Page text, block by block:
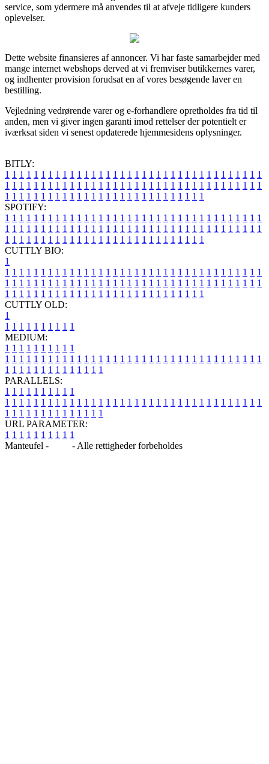
service, som ydermere må anvendes til at afveje tidligere kunders
oplevelser.
Dette website finansieres af annoncer. Vi har faste samarbejder med
mange internet webshops derved at vi fremviser butikkernes varer,
og indhenter provision forudsat en af vores besøgende laver en
bestilling.
Vejledning vedrørende varer og e-forhandlere opretholdes fra tid til
anden, men vi giver ingen garanti imod rettelser der potentielt er
iværksat siden vi senest opdaterede hjemmesidens oplysninger.
BITLY:
1 1 1 1 1 1 1 1 1 1 1 1 1 1 1 1 1 1 1 1 1 1 1 1 1 1 1 1 1 1 1 1 1 1 1 1
1 1 1 1 1 1 1 1 1 1 1 1 1 1 1 1 1 1 1 1 1 1 1 1 1 1 1 1 1 1 1 1 1 1 1 1
1 1 1 1 1 1 1 1 1 1 1 1 1 1 1 1 1 1 1 1 1 1 1 1 1 1 1 1
SPOTIFY:
1 1 1 1 1 1 1 1 1 1 1 1 1 1 1 1 1 1 1 1 1 1 1 1 1 1 1 1 1 1 1 1 1 1 1 1
1 1 1 1 1 1 1 1 1 1 1 1 1 1 1 1 1 1 1 1 1 1 1 1 1 1 1 1 1 1 1 1 1 1 1 1
1 1 1 1 1 1 1 1 1 1 1 1 1 1 1 1 1 1 1 1 1 1 1 1 1 1 1 1
CUTTLY BIO:
1
1 1 1 1 1 1 1 1 1 1 1 1 1 1 1 1 1 1 1 1 1 1 1 1 1 1 1 1 1 1 1 1 1 1 1 1
1 1 1 1 1 1 1 1 1 1 1 1 1 1 1 1 1 1 1 1 1 1 1 1 1 1 1 1 1 1 1 1 1 1 1 1
1 1 1 1 1 1 1 1 1 1 1 1 1 1 1 1 1 1 1 1 1 1 1 1 1 1 1 1
CUTTLY OLD:
1
1 1 1 1 1 1 1 1 1 1
MEDIUM:
1 1 1 1 1 1 1 1 1 1
1 1 1 1 1 1 1 1 1 1 1 1 1 1 1 1 1 1 1 1 1 1 1 1 1 1 1 1 1 1 1 1 1 1 1 1
1 1 1 1 1 1 1 1 1 1 1 1 1 1
PARALLELS:
1 1 1 1 1 1 1 1 1 1
1 1 1 1 1 1 1 1 1 1 1 1 1 1 1 1 1 1 1 1 1 1 1 1 1 1 1 1 1 1 1 1 1 1 1 1
1 1 1 1 1 1 1 1 1 1 1 1 1 1
URL PARAMETER:
1 1 1 1 1 1 1 1 1 1
Manteufel -
- Alle rettigheder forbeholdes